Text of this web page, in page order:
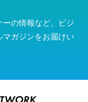
ーの情報など、ビジ
ガジンをお届けい